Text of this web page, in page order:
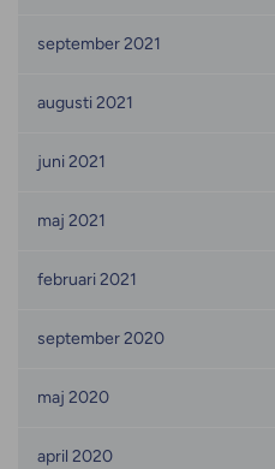
september 2021
augusti 2021
juni 2021
maj 2021
februari 2021
september 2020
maj 2020
april 2020